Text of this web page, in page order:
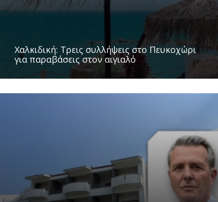
Χαλκιδική: Τρεις συλλήψεις στο Πευκοχώρι
για παραβάσεις στον αιγιαλό